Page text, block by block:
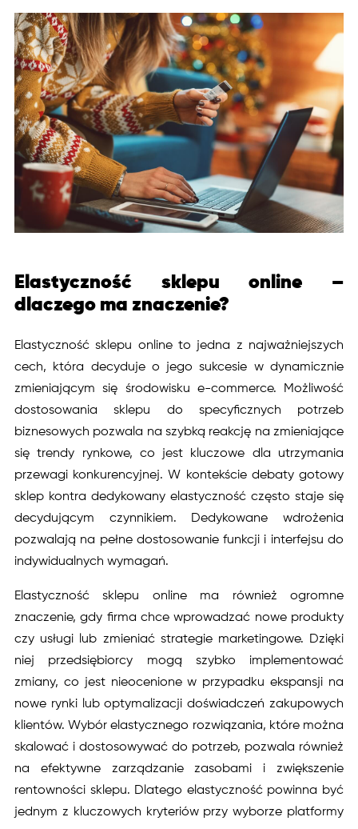
Elastyczność sklepu online –
dlaczego ma znaczenie?
Elastyczność sklepu online to jedna z najważniejszych
cech, która decyduje o jego sukcesie w dynamicznie
zmieniającym się środowisku e-commerce. Możliwość
dostosowania sklepu do specyficznych potrzeb
biznesowych pozwala na szybką reakcję na zmieniające
się trendy rynkowe, co jest kluczowe dla utrzymania
przewagi konkurencyjnej. W kontekście debaty gotowy
sklep kontra dedykowany elastyczność często staje się
decydującym czynnikiem. Dedykowane wdrożenia
pozwalają na pełne dostosowanie funkcji i interfejsu do
indywidualnych wymagań.
Elastyczność sklepu online ma również ogromne
znaczenie, gdy firma chce wprowadzać nowe produkty
czy usługi lub zmieniać strategie marketingowe. Dzięki
niej przedsiębiorcy mogą szybko implementować
zmiany, co jest nieocenione w przypadku ekspansji na
nowe rynki lub optymalizacji doświadczeń zakupowych
klientów. Wybór elastycznego rozwiązania, które można
skalować i dostosowywać do potrzeb, pozwala również
na efektywne zarządzanie zasobami i zwiększenie
rentowności sklepu. Dlatego elastyczność powinna być
jednym z kluczowych kryteriów przy wyborze platformy